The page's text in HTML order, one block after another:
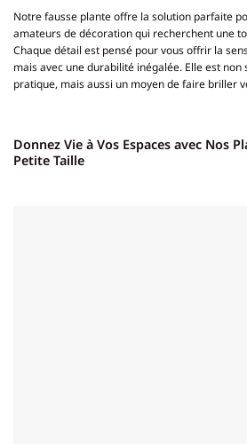
Notre fausse plante offre la solution parfaite
amateurs de décoration qui recherchent une
Chaque détail est pensé pour vous offrir la
mais avec une durabilité inégalée. Elle est
pratique, mais aussi un moyen de faire briller
Donnez Vie à Vos Espaces avec Nos
Petite Taille